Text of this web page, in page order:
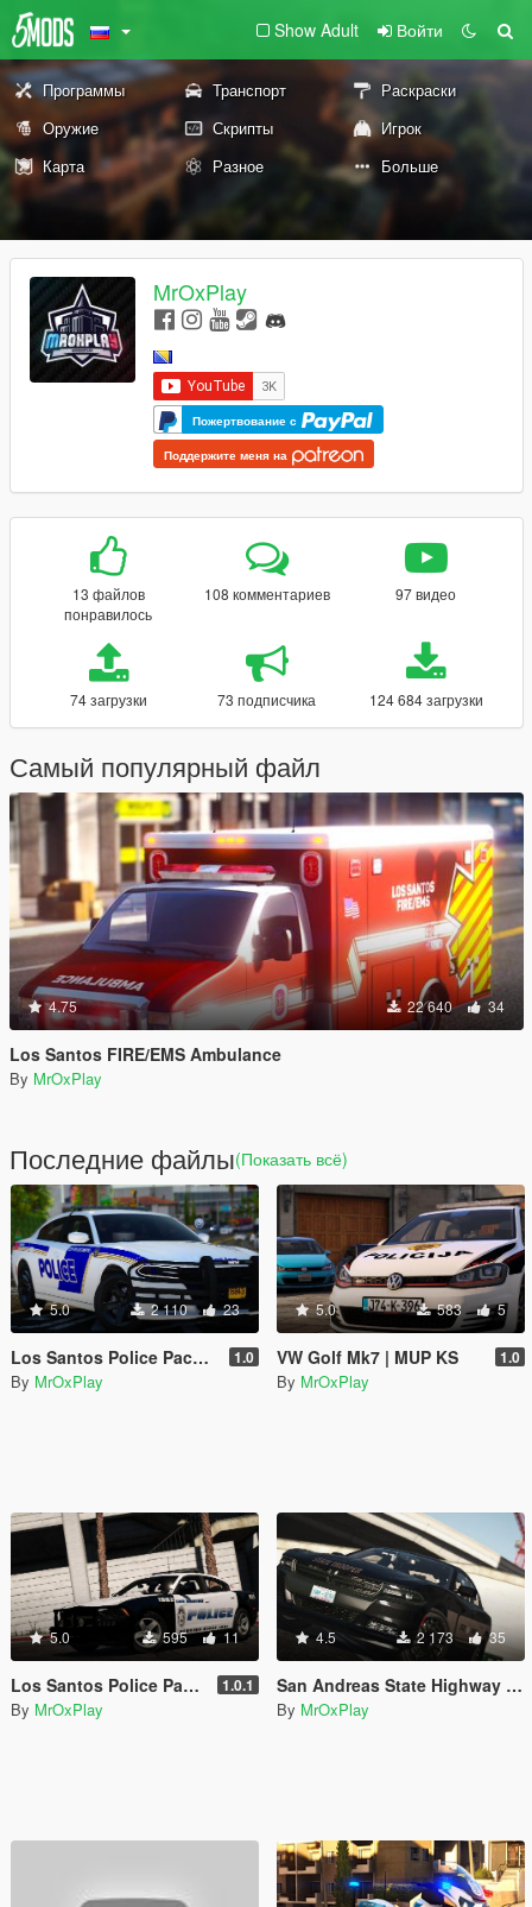
Show Adult Войти
Программы Транспорт
Раскраски
Оружие
Скрипты
Игрок
Карта
Разное Больше
MrOxPlay
Пожертвование с
Поддержите меня на
13 файлов
понравилось
108 комментариев 97 видео
74 загрузки 73 подписчика 124 684 загрузки
Самый популярный файл
4.75 22 640 34
Los Santos FIRE/EMS Ambulance
By MrOxPlay
Последние файлы(Показать всё)
5.0 2 110 23
Los Santos Police Pack #11 [based on Orlando,FL] 1.0
By MrOxPlay
5.0 583 5
VW Golf Mk7 | MUP KS 1.0
By MrOxPlay
5.0 595 11
Los Santos Police Pack #10 [based on Dallas,TX] 1.0.1
By MrOxPlay
4.5 2 173 35
San Andreas State Highway Patrol Pack
By MrOxPlay